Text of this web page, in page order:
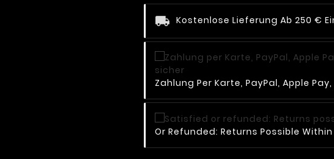
Kostenlose Lieferung Ab 250 €
Zahlung Per Karte, PayPal, Apple
Or Refunded: Returns Possible Within